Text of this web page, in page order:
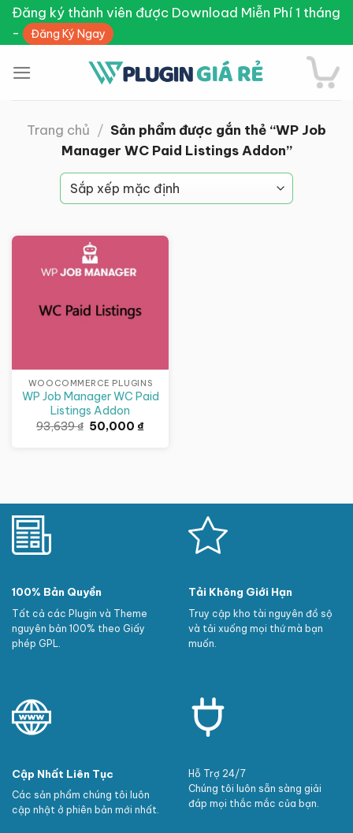
Skip
content
Đăng ký thành viên được Download Miễn Phí 1 tháng
-
Đăng Ký Ngay
Trang chủ / Sản phẩm được gắn thẻ “WP Job
Manager WC Paid Listings Addon”
WOOCOMMERCE PLUGINS
WP Job Manager WC Paid
Listings Addon
93,639₫ Giá
gốc
50,000₫Giá
100% Bản Quyền
Tất cả các Plugin và Theme
nguyên bản 100% theo Giấy
phép GPL.
Tải Không Giới Hạn
Truy cập kho tài nguyên đồ sộ
và tải xuống mọi thứ mà bạn
muốn.
Cập Nhất Liên Tục
Các sản phẩm chúng tôi luôn
cập nhật ở phiên bản mới nhất.
Hỗ Trợ 24/7
Chúng tôi luôn sẵn sàng giải
đáp mọi thắc mắc của bạn.